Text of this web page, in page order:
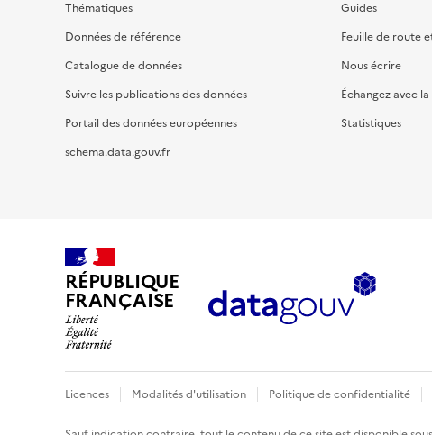
Thématiques
Données de référence
Catalogue de données
Suivre les publications des données
Portail des données européennes
schema.data.gouv.fr
Guides
Feuille de route
Nous écrire
Échangez avec
Statistiques
RÉPUBLIQUE
FRANÇAISE
Licences Modalités d'utilisation Politique de confidentialité